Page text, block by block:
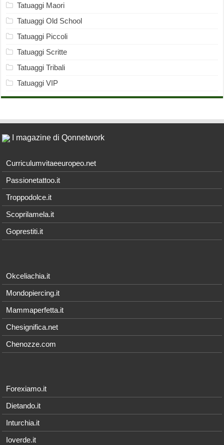
Tatuaggi Maori
Tatuaggi Old School
Tatuaggi Piccoli
Tatuaggi Scritte
Tatuaggi Tribali
Tatuaggi VIP
I magazine di Qonnetwork
Curriculumvitaeeuropeo.net
Passionetattoo.it
Troppodolce.it
Scoprilamela.it
Goprestiti.it
Okceliachia.it
Mondopiercing.it
Mammaperfetta.it
Chesignifica.net
Chenozze.com
Forexiamo.it
Dietando.it
Inturchia.it
Ioverde.it